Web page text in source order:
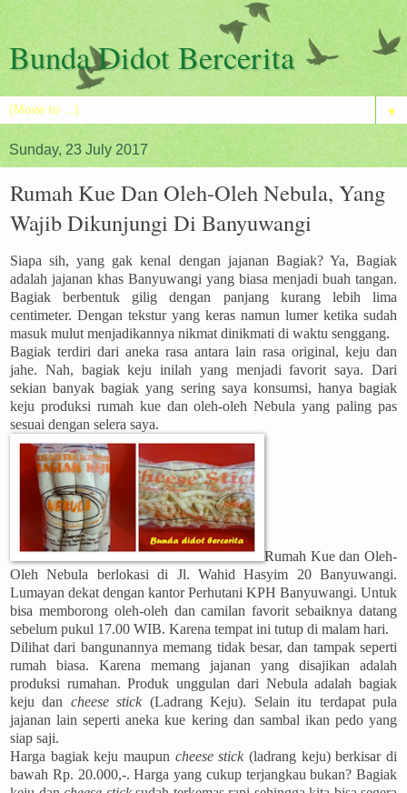
Bunda Didot Bercerita
▼
Sunday, 23 July 2017
Rumah Kue Dan Oleh-Oleh Nebula, Yang
Wajib Dikunjungi Di Banyuwangi
Siapa sih, yang gak kenal dengan jajanan Bagiak? Ya, Bagiak
adalah jajanan khas Banyuwangi yang biasa menjadi buah tangan.
Bagiak berbentuk gilig dengan panjang kurang lebih lima
centimeter. Dengan tekstur yang keras namun lumer ketika sudah
masuk mulut menjadikannya nikmat dinikmati di waktu senggang.
Bagiak terdiri dari aneka rasa antara lain rasa original, keju dan
jahe. Nah, bagiak keju inilah yang menjadi favorit saya. Dari
sekian banyak bagiak yang sering saya konsumsi, hanya bagiak
keju produksi rumah kue dan oleh-oleh Nebula yang paling pas
sesuai dengan selera saya.
Rumah Kue dan Oleh-
Oleh Nebula berlokasi di Jl. Wahid Hasyim 20 Banyuwangi.
Lumayan dekat dengan kantor Perhutani KPH Banyuwangi. Untuk
bisa memborong oleh-oleh dan camilan favorit sebaiknya datang
sebelum pukul 17.00 WIB. Karena tempat ini tutup di malam hari.
Dilihat dari bangunannya memang tidak besar, dan tampak seperti
rumah biasa. Karena memang jajanan yang disajikan adalah
produksi rumahan. Produk unggulan dari Nebula adalah bagiak
keju dan cheese stick (Ladrang Keju). Selain itu terdapat pula
jajanan lain seperti aneka kue kering dan sambal ikan pedo yang
siap saji.
Harga bagiak keju maupun cheese stick (ladrang keju) berkisar di
bawah Rp. 20.000,-. Harga yang cukup terjangkau bukan? Bagiak